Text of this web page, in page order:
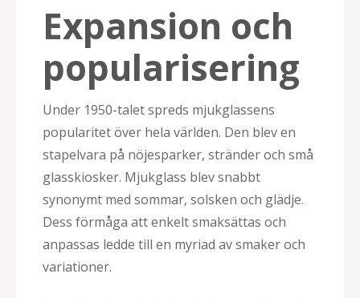
Expansion och
popularisering
Under 1950-talet spreds mjukglassens
popularitet över hela världen. Den blev en
stapelvara på nöjesparker, stränder och små
glasskiosker. Mjukglass blev snabbt
synonymt med sommar, solsken och glädje.
Dess förmåga att enkelt smaksättas och
anpassas ledde till en myriad av smaker och
variationer.